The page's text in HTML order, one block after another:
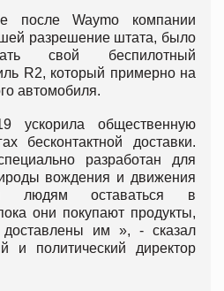
после Waymo компании
разрешение штата, было
свой беспилотный
R2, который примерно на
автомобиля.
ускорила общественную
бесконтактной доставки.
разработан для
вождения и движения
людям оставаться в
они покупают продукты,
доставлены им », - сказал
и политический директор